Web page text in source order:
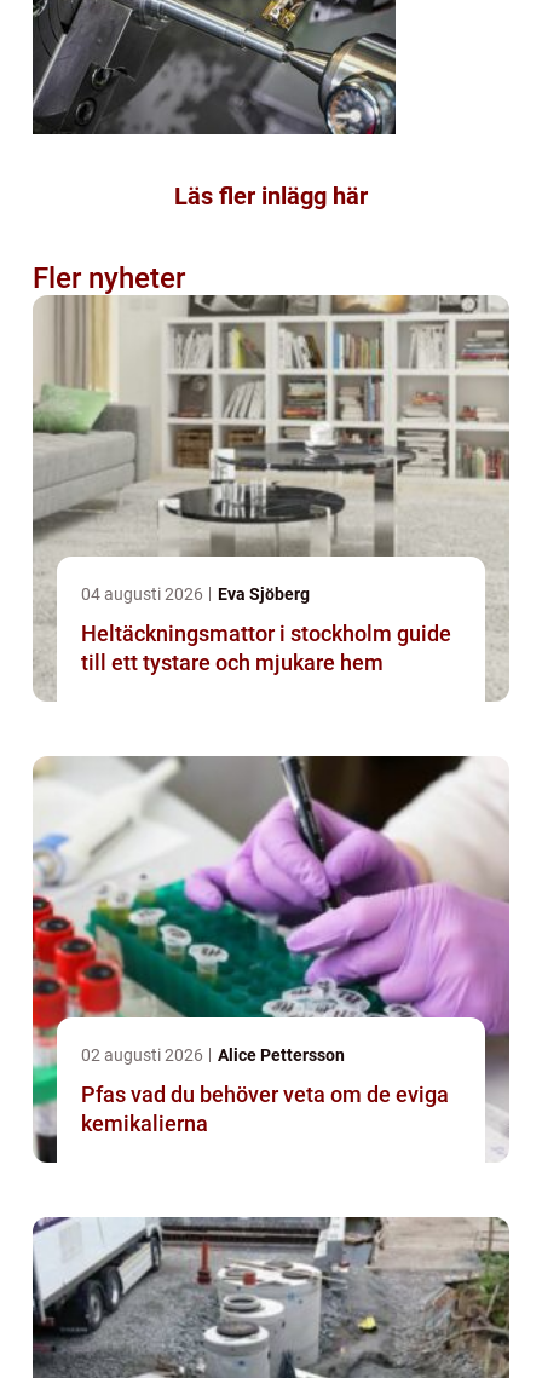
Läs fler inlägg här
Fler nyheter
04 augusti 2026 Eva Sjöberg
Heltäckningsmattor i stockholm guide
till ett tystare och mjukare hem
02 augusti 2026 Alice Pettersson
Pfas vad du behöver veta om de eviga
kemikalierna